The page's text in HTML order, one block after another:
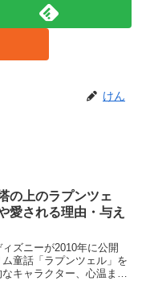
けん
の上のラプンツェ
愛される理由・与え
ズニーが2010年に公開
童話「ラプンツェル」を
キャラクター、心温まる